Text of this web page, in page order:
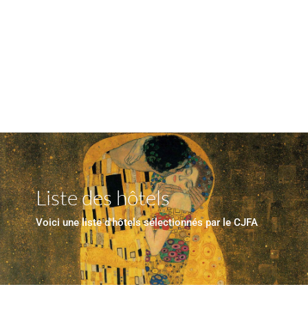
Liste des hôtels
Voici une liste d'hôtels sélectionnés par le CJFA